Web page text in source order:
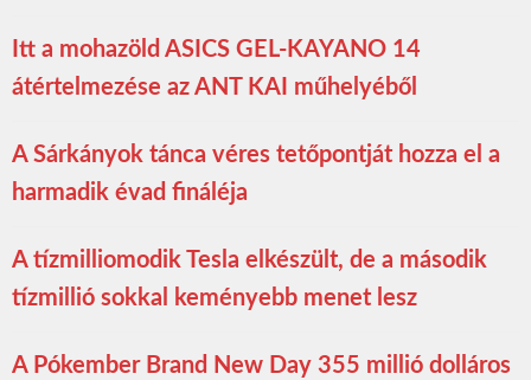
Itt a mohazöld ASICS GEL-KAYANO 14
átértelmezése az ANT KAI műhelyéből
A Sárkányok tánca véres tetőpontját hozza el a
harmadik évad fináléja
A tízmilliomodik Tesla elkészült, de a második
tízmillió sokkal keményebb menet lesz
A Pókember Brand New Day 355 millió dolláros